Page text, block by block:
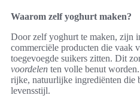
Waarom zelf yoghurt maken?
Door zelf yoghurt te maken, zijn
commerciële producten die vaak
toegevoegde suikers zitten. Dit
voordelen ten volle benut
rijke, natuurlijke ingrediënten die
levensstijl.